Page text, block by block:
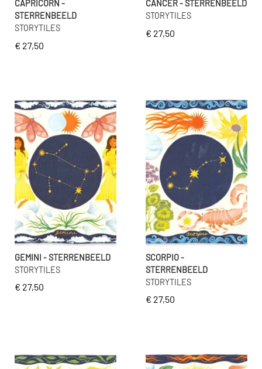
CAPRICORN -
STERRENBEELD
STORYTILES
€ 27,50
CANCER - STERRENBEELD
STORYTILES
€ 27,50
GEMINI - STERRENBEELD
STORYTILES
€ 27,50
SCORPIO -
STERRENBEELD
STORYTILES
€ 27,50